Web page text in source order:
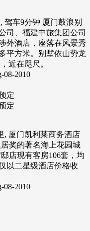
驾车9分钟 厦门鼓浪别
司、福建中旅集团公司
外酒店，座落在风景秀
平方米。别墅依山势龙
近在咫尺。
08-2010
定
定
, 厦门凯利莱商务酒店
奖的著名海上花园城
店现有客房106套，均
以二星级酒店价格收
08-2010